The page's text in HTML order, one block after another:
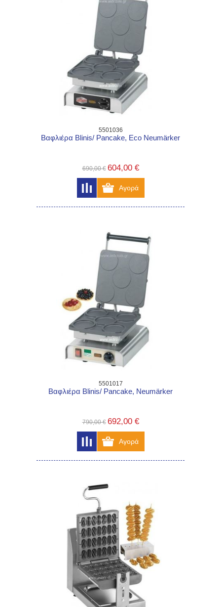
5501036
Βαφλιέρα Blinis/ Pancake, Eco Neumärker
690,00 € 604,00 €
5501017
Βαφλιέρα Blinis/ Pancake, Neumärker
790,00 € 692,00 €